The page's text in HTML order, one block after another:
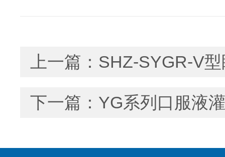
上一篇： SHZ-SYGR-V
下一篇： YG系列口服液